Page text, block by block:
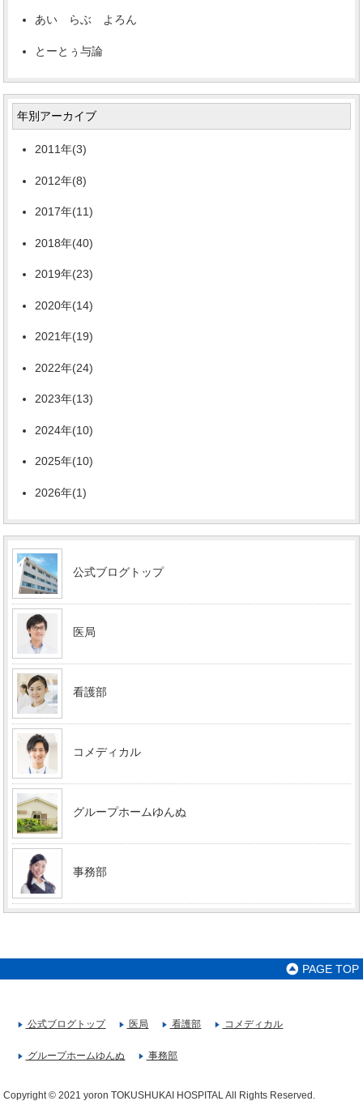
あい らぶ よろん
とーとぅ与論
年別アーカイブ
2011年(3)
2012年(8)
2017年(11)
2018年(40)
2019年(23)
2020年(14)
2021年(19)
2022年(24)
2023年(13)
2024年(10)
2025年(10)
2026年(1)
公式ブログトップ
医局
看護部
コメディカル
グループホームゆんぬ
事務部
PAGE TOP
公式ブログトップ 医局 看護部 コメディカル
グループホームゆんぬ 事務部
Copyright © 2021 yoron TOKUSHUKAI HOSPITAL All Rights Reserved.